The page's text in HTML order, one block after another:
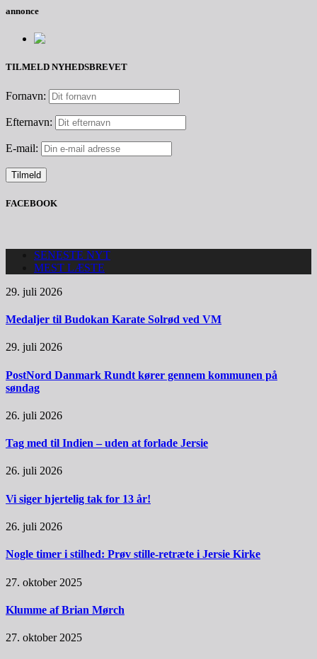
annonce
TILMELD NYHEDSBREVET
Fornavn:
Efternavn:
E-mail:
FACEBOOK
SENESTE NYT
MEST LÆSTE
29. juli 2026
Medaljer til Budokan Karate Solrød ved VM
29. juli 2026
PostNord Danmark Rundt kører gennem kommunen på
søndag
26. juli 2026
Tag med til Indien – uden at forlade Jersie
26. juli 2026
Vi siger hjertelig tak for 13 år!
26. juli 2026
Nogle timer i stilhed: Prøv stille-retræte i Jersie Kirke
27. oktober 2025
Klumme af Brian Mørch
27. oktober 2025